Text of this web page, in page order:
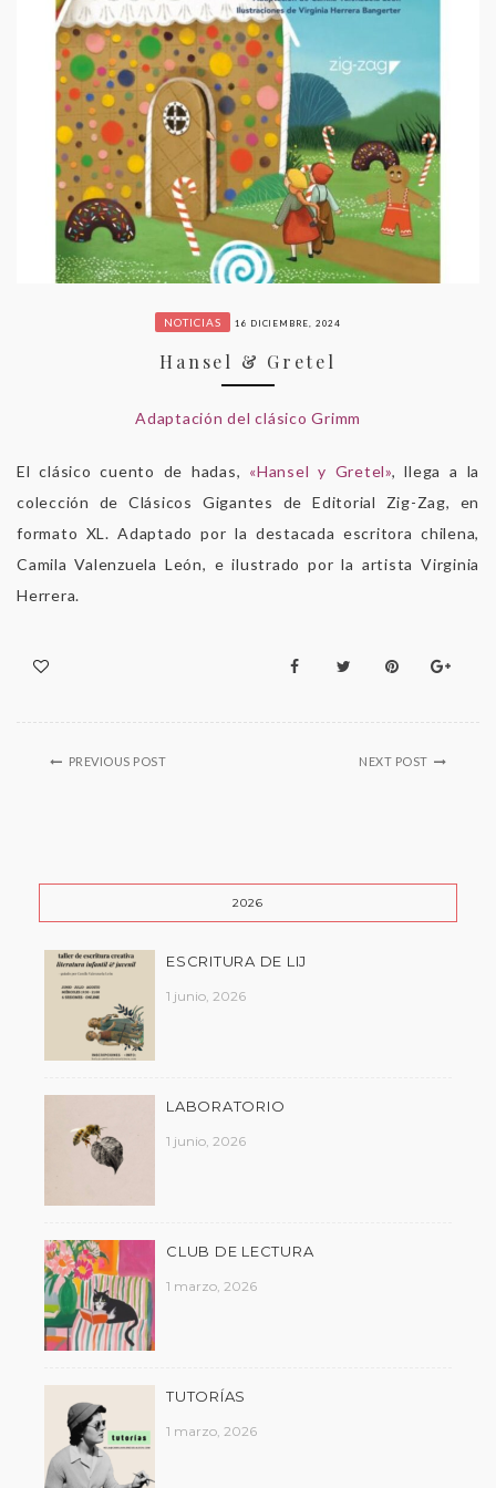
NOTICIAS 16 DICIEMBRE, 2024
Hansel & Gretel
Adaptación del clásico Grimm
El clásico cuento de hadas, «Hansel y Gretel», llega a la
colección de Clásicos Gigantes de Editorial Zig-Zag, en
formato XL. Adaptado por la destacada escritora chilena,
Camila Valenzuela León, e ilustrado por la artista Virginia
Herrera.
PREVIOUS POST NEXT POST
2026
ESCRITURA DE LIJ
1 junio, 2026
LABORATORIO
1 junio, 2026
CLUB DE LECTURA
1 marzo, 2026
TUTORÍAS
1 marzo, 2026